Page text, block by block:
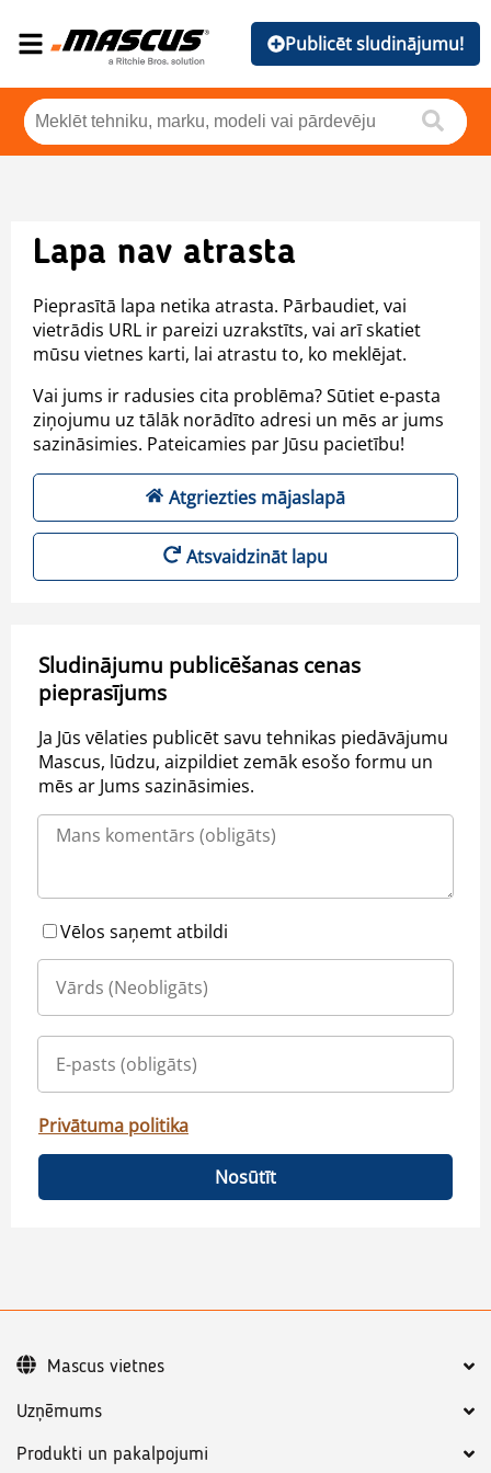
Publicēt sludinājumu!
Lapa nav atrasta
Pieprasītā lapa netika atrasta. Pārbaudiet, vai
vietrādis URL ir pareizi uzrakstīts, vai arī skatiet
mūsu vietnes karti, lai atrastu to, ko meklējat.
Vai jums ir radusies cita problēma? Sūtiet e-pasta
ziņojumu uz tālāk norādīto adresi un mēs ar jums
sazināsimies. Pateicamies par Jūsu pacietību!
Atgriezties mājaslapā
Atsvaidzināt lapu
Sludinājumu publicēšanas cenas
pieprasījums
Ja Jūs vēlaties publicēt savu tehnikas piedāvājumu
Mascus, lūdzu, aizpildiet zemāk esošo formu un
mēs ar Jums sazināsimies.
Vēlos saņemt atbildi
Privātuma politika
Nosūtīt
Uzņēmums
Produkti un pakalpojumi
Mascus vietnes